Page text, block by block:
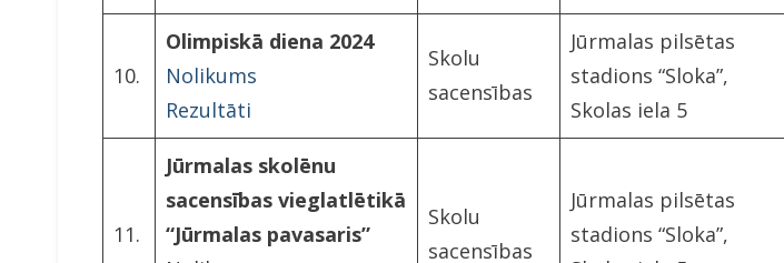
10.
Olimpiskā diena 2024
Nolikums
Rezultāti
Skolu
sacensības
Jūrmalas pilsētas
stadions “Sloka”,
Skolas iela 5
11.
Jūrmalas skolēnu
sacensības vieglatlētikā
“Jūrmalas pavasaris”
Skolu
sacensības
Jūrmalas pilsētas
stadions “Sloka”,